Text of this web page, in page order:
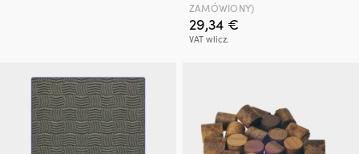
29,34 €
VAT wlicz.
ZAMÓWIONY)